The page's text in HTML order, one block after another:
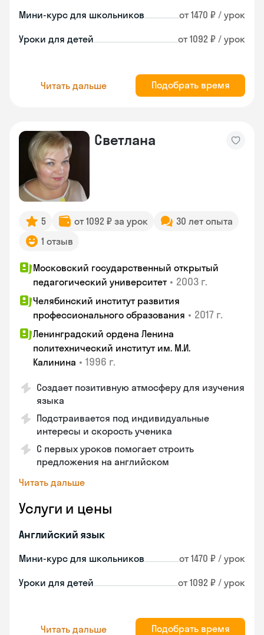
Мини-курс для школьников от 1470 ₽ / урок
Уроки для детей от 1092 ₽ / урок
Читать дальше Подобрать время
Светлана
5 от 1092 ₽ за урок
30 лет опыта
1 отзыв
Московский государственный открытый
педагогический университет • 2003 г.
Челябинский институт развития
профессионального образования • 2017 г.
Ленинградский ордена Ленина
политехнический институт им. М.И.
Калинина • 1996 г.
Создает позитивную атмосферу для изучения
языка
Подстраивается под индивидуальные
интересы и скорость ученика
С первых уроков помогает строить
предложения на английском
Читать дальше
Услуги и цены
Английский язык
Мини-курс для школьников от 1470 ₽ / урок
Уроки для детей от 1092 ₽ / урок
Читать дальше Подобрать время